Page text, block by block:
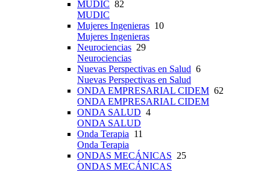
MUDIC 82
MUDIC
Mujeres Ingenieras 10
Mujeres Ingenieras
Neurociencias 29
Neurociencias
Nuevas Perspectivas en Salud 6
Nuevas Perspectivas en Salud
ONDA EMPRESARIAL CIDEM 62
ONDA EMPRESARIAL CIDEM
ONDA SALUD 4
ONDA SALUD
Onda Terapia 11
Onda Terapia
ONDAS MECÁNICAS 25
ONDAS MECÁNICAS